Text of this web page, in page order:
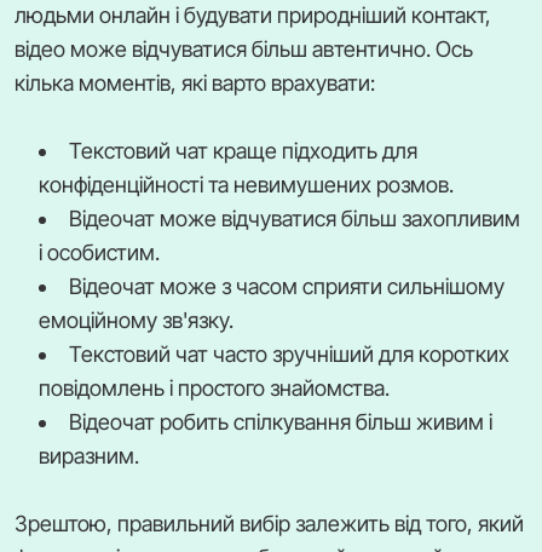
людьми онлайн і будувати природніший контакт,
відео може відчуватися більш автентично. Ось
кілька моментів, які варто врахувати:
Текстовий чат краще підходить для
конфіденційності та невимушених розмов.
Відеочат може відчуватися більш захопливим
і особистим.
Відеочат може з часом сприяти сильнішому
емоційному зв'язку.
Текстовий чат часто зручніший для коротких
повідомлень і простого знайомства.
Відеочат робить спілкування більш живим і
виразним.
Зрештою, правильний вибір залежить від того, який